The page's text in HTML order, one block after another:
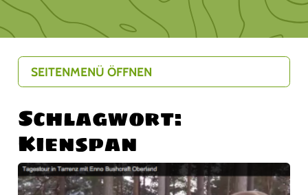
Schlagwort:
Kienspan
SEITENMENÜ ÖFFNEN